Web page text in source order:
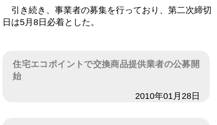
引き続き、事業者の募集を行っており、第二次締切
日は5月8日必着とした。
住宅エコポイントで交換商品提供業者の公募開
始
2010年01月28日